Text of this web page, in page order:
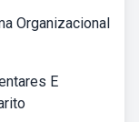
Organizacional
E